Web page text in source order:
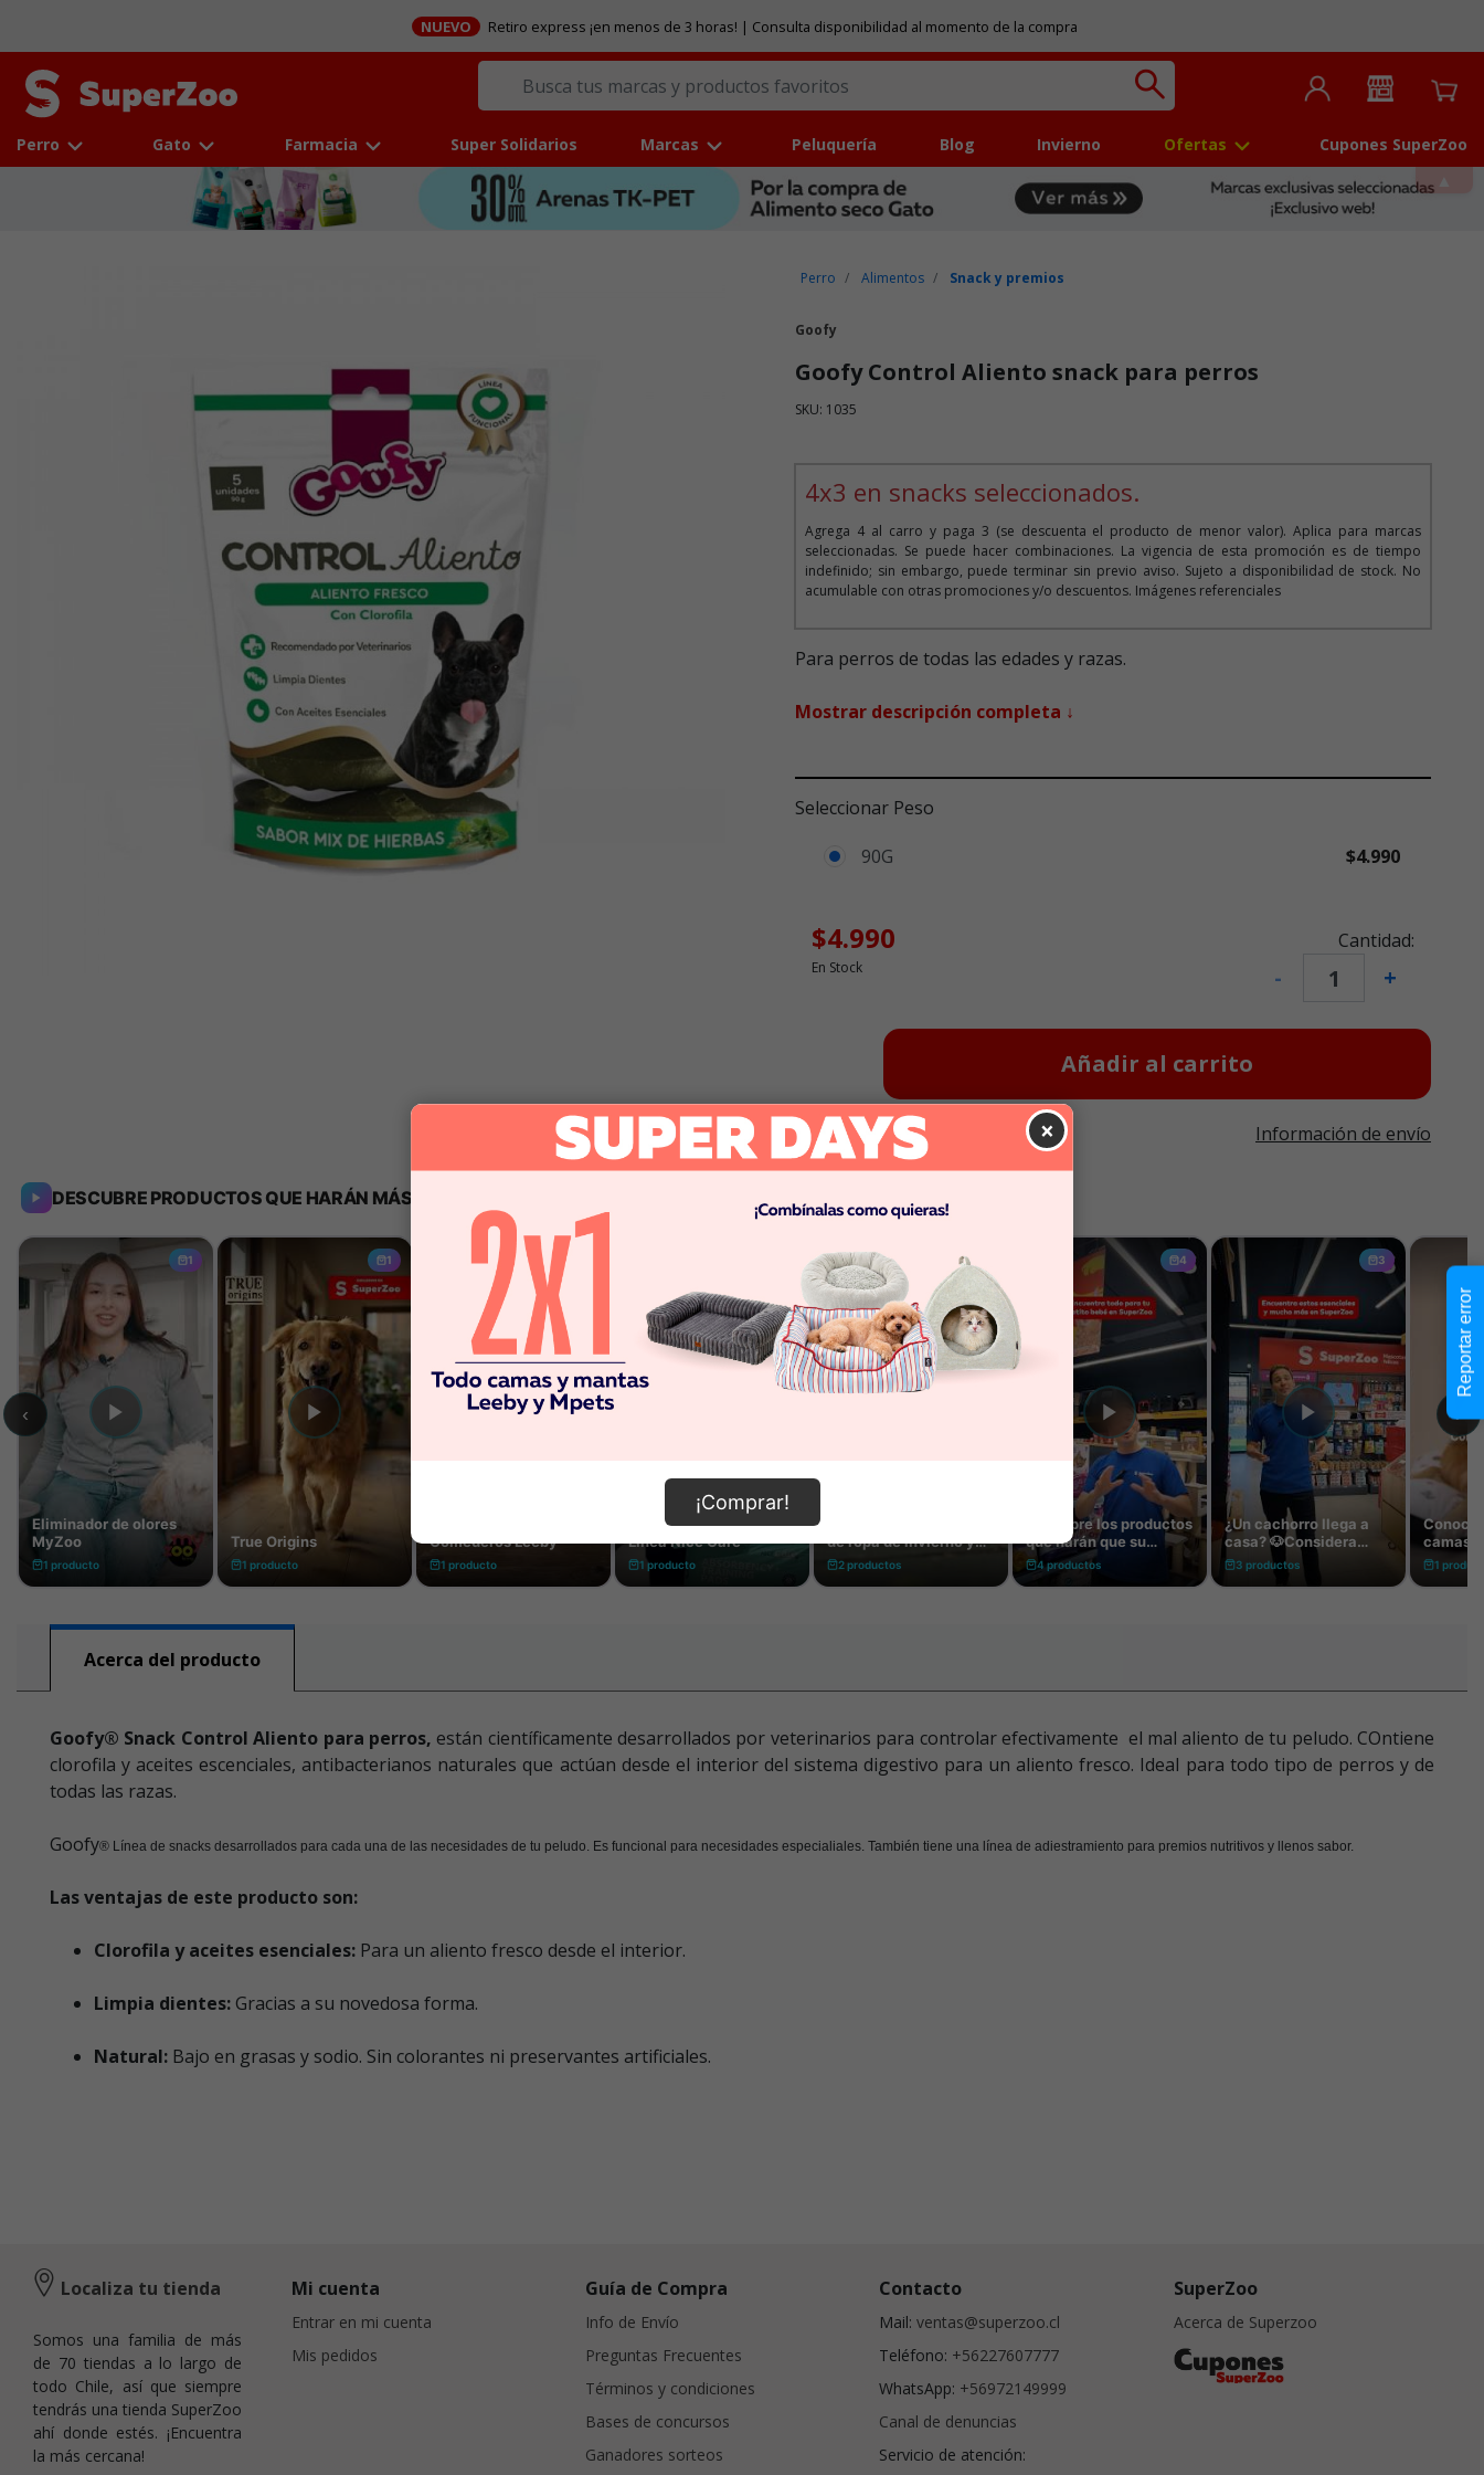
NUEVO Retiro express ¡en menos de 3 horas! | Consulta disponibilidad al momento de la compra
Perro Gato Farmacia Super Solidarios Marcas Peluquería Blog Invierno Ofertas Cupones SuperZoo
Perro Alimentos Snack y premios
Goofy
Goofy Control Aliento snack para perros
SKU: 1035
4x3 en snacks seleccionados.
Agrega 4 al carro y paga 3 (se descuenta el producto de menor valor). Aplica para marcas
seleccionadas. Se puede hacer combinaciones. La vigencia de esta promoción es de tiempo
indefinido; sin embargo, puede terminar sin previo aviso. Sujeto a disponibilidad de stock. No
acumulable con otras promociones y/o descuentos. Imágenes referenciales
Para perros de todas las edades y razas.
Mostrar descripción completa ↓
Seleccionar Peso
90G
$4.990
Cantidad:
- +
$4.990
En Stock
Añadir al carrito
Información de envío
Acerca del producto
Goofy® Snack Control Aliento para perros, están científicamente desarrollados por veterinarios para controlar efectivamente el mal aliento de tu peludo. COntiene
clorofila y aceites escenciales, antibacterianos naturales que actúan desde el interior del sistema digestivo para un aliento fresco. Ideal para todo tipo de perros y de
todas las razas.
Goofy® Línea de snacks desarrollados para cada una de las necesidades de tu peludo. Es funcional para necesidades especialiales. También tiene una línea de adiestramiento para premios nutritivos y llenos sabor.
Las ventajas de este producto son:
Clorofila y aceites esenciales: Para un aliento fresco desde el interior.
Limpia dientes: Gracias a su novedosa forma.
Natural: Bajo en grasas y sodio. Sin colorantes ni preservantes artificiales.
×
¡Comprar!
Localiza tu tienda
Somos una familia de más
de 70 tiendas a lo largo de
todo Chile, así que siempre
tendrás una tienda SuperZoo
ahí donde estés. ¡Encuentra
la más cercana!
Mi cuenta
Entrar en mi cuenta
Mis pedidos
Guía de Compra
Info de Envío
Preguntas Frecuentes
Términos y condiciones
Bases de concursos
Ganadores sorteos
Contacto
Mail: ventas@superzoo.cl
Teléfono: +56227607777
WhatsApp: +56972149999
Canal de denuncias
Servicio de atención:
SuperZoo
Acerca de Superzoo
Reportar error